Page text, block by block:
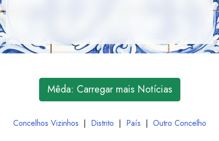
Mêda: Carregar mais Notícias
Concelhos Vizinhos | Distrito | País | Outro Concelho